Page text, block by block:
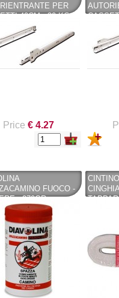
PER
40CM - 30 KG
Price € 4.27
FUOCO -
- 270GR